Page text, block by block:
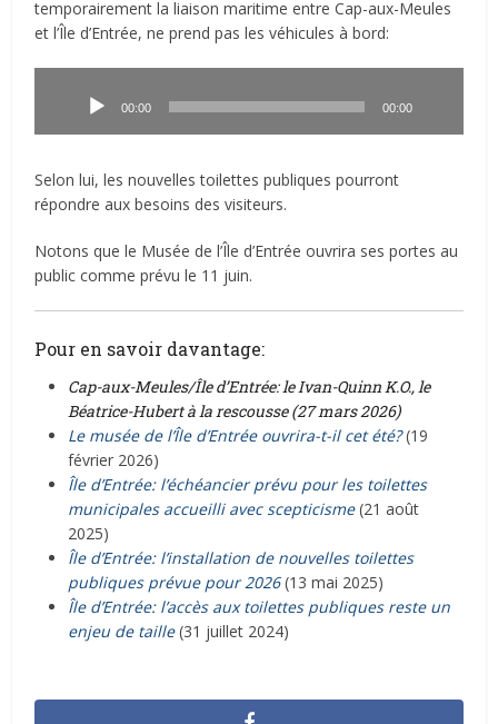
temporairement la liaison maritime entre Cap-aux-Meules
et l’Île d’Entrée, ne prend pas les véhicules à bord:
00:00 00:00
Selon lui, les nouvelles toilettes publiques pourront
répondre aux besoins des visiteurs.
Notons que le Musée de l’Île d’Entrée ouvrira ses portes au
public comme prévu le 11 juin.
Pour en savoir davantage:
Cap-aux-Meules/Île d’Entrée: le Ivan-Quinn K.O., le
Béatrice-Hubert à la rescousse (27 mars 2026)
Le musée de l’Île d’Entrée ouvrira-t-il cet été?(19
février 2026)
Île d’Entrée: l’échéancier prévu pour les toilettes
municipales accueilli avec scepticisme (21 août
2025)
Île d’Entrée: l’installation de nouvelles toilettes
publiques prévue pour 2026(13 mai 2025)
Île d’Entrée: l’accès aux toilettes publiques reste un
enjeu de taille (31 juillet 2024)